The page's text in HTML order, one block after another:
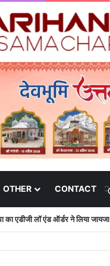
OTHER CONTACT
का एडीजी लॉ एंड ऑर्डर ने लिया जायजा